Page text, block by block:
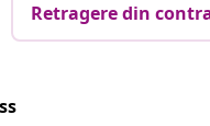
Retragere din